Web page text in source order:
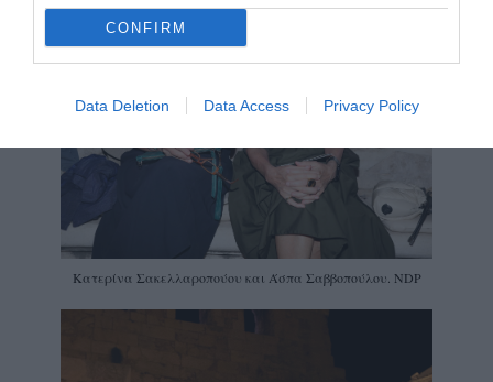
CONFIRM
Data Deletion Data Access Privacy Policy
Κατερίνα Σακελλαροπούου και Άσπα Σαββοπούλου. NDP